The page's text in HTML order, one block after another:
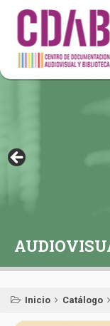
DOCUMENTA DRAMÁTICAS
Inicio Catálogo